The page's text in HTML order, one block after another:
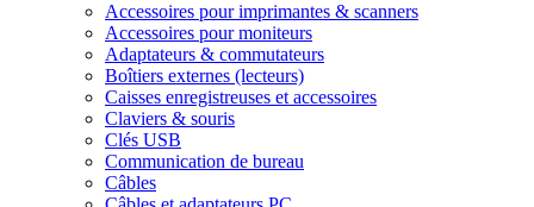
Accessoires pour imprimantes & scanners
Accessoires pour moniteurs
Adaptateurs & commutateurs
Boîtiers externes (lecteurs)
Caisses enregistreuses et accessoires
Claviers & souris
Clés USB
Communication de bureau
Câbles